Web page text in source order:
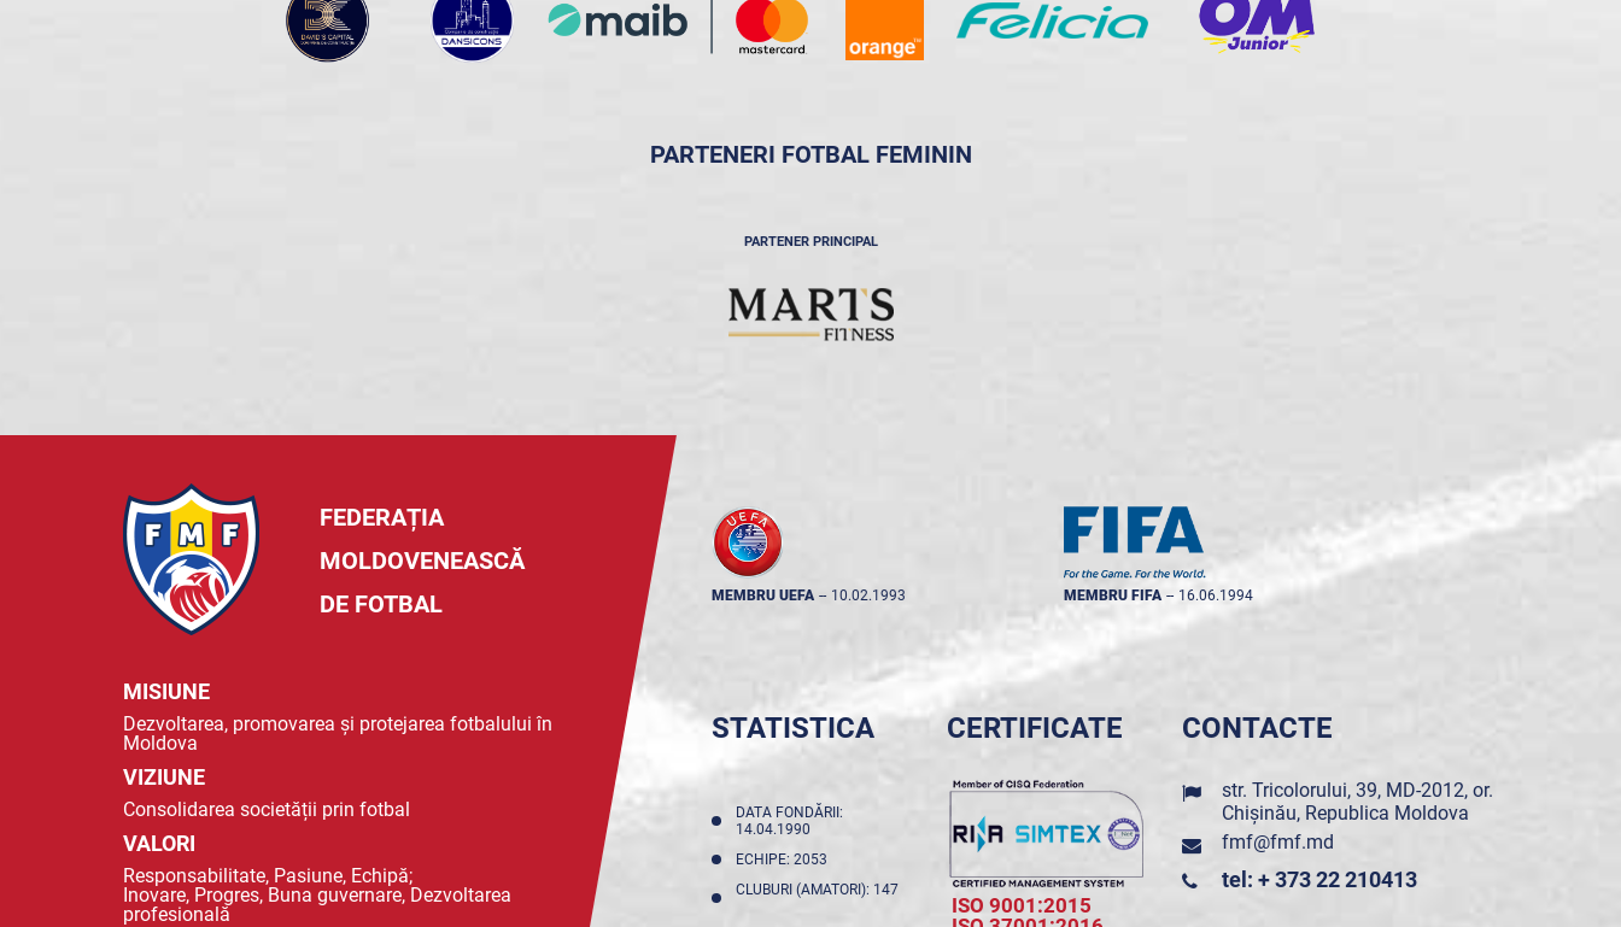
PARTENERI FOTBAL FEMININ
PARTENER PRINCIPAL
FEDERAȚIA
MOLDOVENEASCĂ
DE FOTBAL
MISIUNE
Dezvoltarea, promovarea și protejarea fotbalului în
Moldova
VIZIUNE
Consolidarea societății prin fotbal
VALORI
Responsabilitate, Pasiune, Echipă;
Inovare, Progres, Buna guvernare, Dezvoltarea
profesională
MEMBRU UEFA -- 10.02.1993 MEMBRU FIFA -- 16.06.1994
STATISTICA
DATA FONDĂRII:
14.04.1990
ECHIPE: 2053
CLUBURI (AMATORI): 147
CERTIFICATE
ISO 9001:2015
CONTACTE
str. Tricolorului, 39, MD-2012, or.
Chișinău, Republica Moldova
fmf@fmf.md
tel: + 373 22 210413